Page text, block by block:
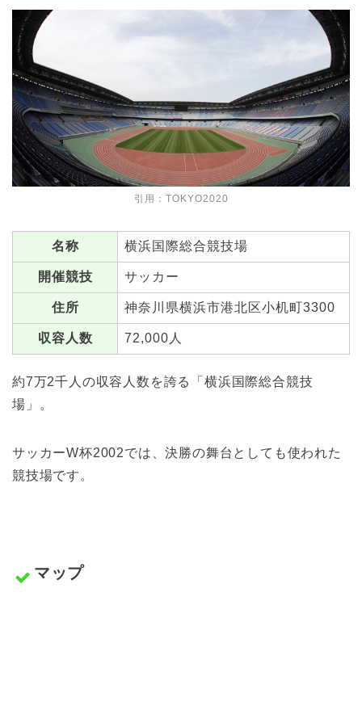
引用： TOKYO2020
名称 横浜国際総合競技場
開催競技 サッカー
住所 神奈川県横浜市港北区小机町3300
収容人数 72,000人
約7万2千人の収容人数を誇る「横浜国際総合競技
場」。
サッカーW杯2002では、決勝の舞台としても使われた
競技場です。
マップ